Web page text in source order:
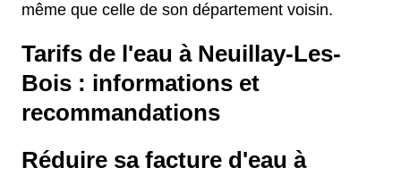
même que celle de son département voisin.
Tarifs de l'eau à Neuillay-Les-
Bois : informations et
recommandations
Réduire sa facture d'eau à